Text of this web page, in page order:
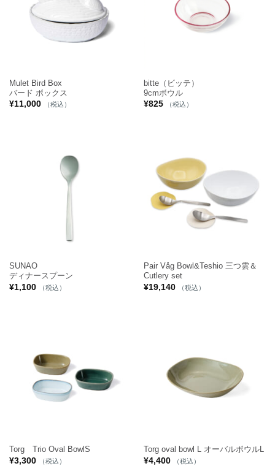
Mulet Bird Box
バード ボックス
¥11,000 （税込）
bitte（ビッテ）
9cmボウル
¥825 （税込）
SUNAO
ディナースプーン
¥1,100 （税込）
Pair Våg Bowl&Teshio 三つ雲＆
Cutlery set
¥19,140 （税込）
Torg Trio Oval BowlS
¥3,300 （税込）
Torg oval bowl L オーバルボウルL
¥4,400 （税込）